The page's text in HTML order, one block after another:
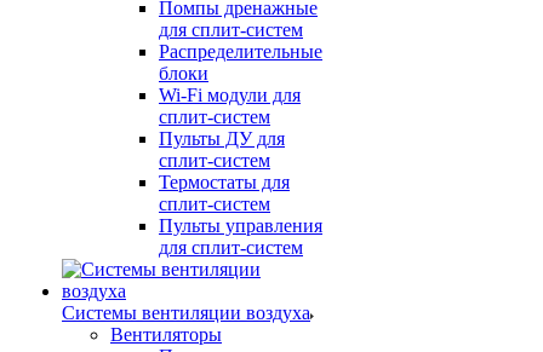
Помпы дренажные
для сплит-систем
Распределительные
блоки
Wi-Fi модули для
сплит-систем
Пульты ДУ для
сплит-систем
Термостаты для
сплит-систем
Пульты управления
для сплит-систем
Системы вентиляции воздуха
Вентиляторы